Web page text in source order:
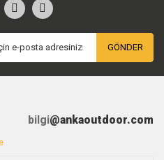
GÖNDER
bilgi@ankaoutdoor.com